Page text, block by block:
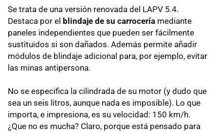
Se trata de una versión renovada del LAPV 5.4.
Destaca por el blindaje de su carrocería mediante
paneles independientes que pueden ser fácilmente
sustituidos si son dañados. Además permite añadir
módulos de blindaje adicional para, por ejemplo, evitar
las minas antipersona.
No se especifica la cilindrada de su motor (y dudo que
sea un seis litros, aunque nada es imposible). Lo que
importa, e impresiona, es su velocidad: 150 km/h.
¿Que no es mucha? Claro, porque está pensado para